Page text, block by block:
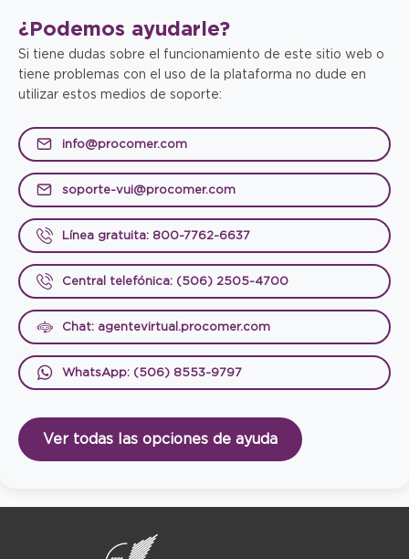
¿Podemos ayudarle?
Si tiene dudas sobre el funcionamiento de este sitio web o
tiene problemas con el uso de la plataforma no dude en
utilizar estos medios de soporte:
info@procomer.com
soporte-vui@procomer.com
Línea gratuita: 800-7762-6637
Central telefónica: (506) 2505-4700
Chat: agentevirtual.procomer.com
WhatsApp: (506) 8553-9797
Ver todas las opciones de ayuda